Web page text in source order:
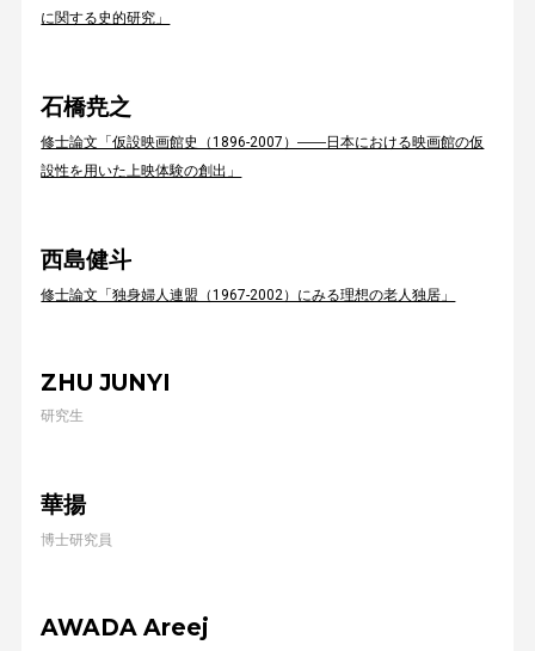
に関する史的研究」
石橋尭之
修士論文「仮設映画館史（1896-2007）――日本における映画館の仮
設性を用いた上映体験の創出」
西島健斗
修士論文「独身婦人連盟（1967-2002）にみる理想の老人独居」
ZHU JUNYI
研究生
華揚
博士研究員
AWADA Areej